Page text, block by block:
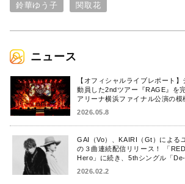
鈴華ゆう子 関取花
ニュース
【オフィシャルライブレポート
動員した2ndツアー『RAGE』を
アリーナ横浜ファイナル公演の模
2026.05.8
GAI（Vo）、KAIRI（Gt）による
の３曲連続配信リリース！ 「
Hero」に続き、5thシングル「
2026.02.2